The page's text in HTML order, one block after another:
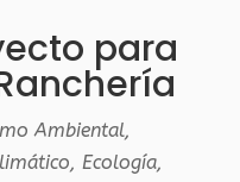
para
Ambiental,
, Ecología,